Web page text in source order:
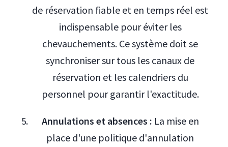
de réservation fiable et en temps réel est
indispensable pour éviter les
chevauchements. Ce système doit se
synchroniser sur tous les canaux de
réservation et les calendriers du
personnel pour garantir l'exactitude.
Annulations et absences : La mise en
place d'une politique d'annulation